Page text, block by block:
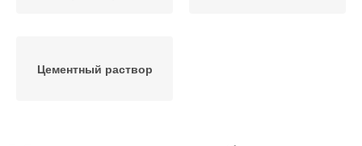
Цементный раствор